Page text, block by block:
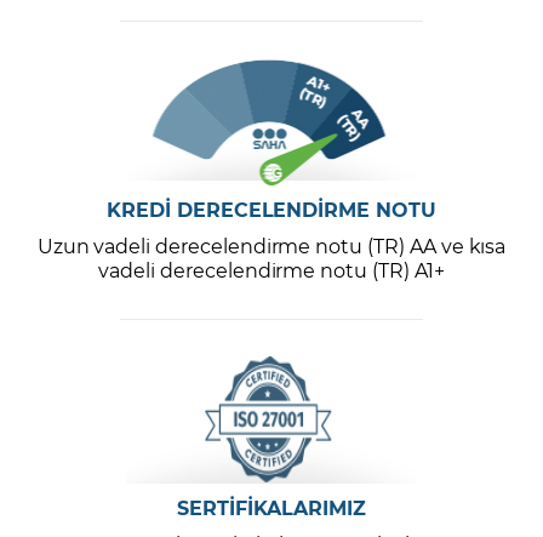
KREDİ DERECELENDİRME NOTU
Uzun vadeli derecelendirme notu (TR) AA ve kısa
vadeli derecelendirme notu (TR) A1+
SERTİFİKALARIMIZ